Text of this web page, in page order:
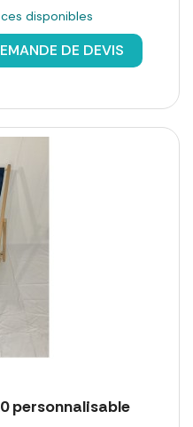
disponibles
DE DEVIS
personnalisable